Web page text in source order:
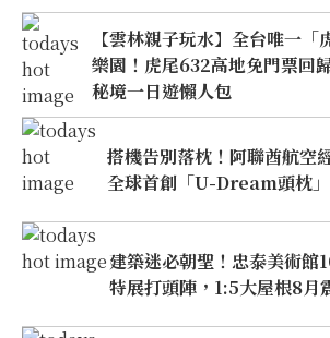
【雲林親子玩水】全台唯一
樂園！虎尾632高地免門票回
秘境一日遊懶人包
搭機告別落枕！阿聯酋航空
全球首創「U-Dream頭枕
建築迷必朝聖！忠泰美術館
特展打頭陣，1:5大屋根8月